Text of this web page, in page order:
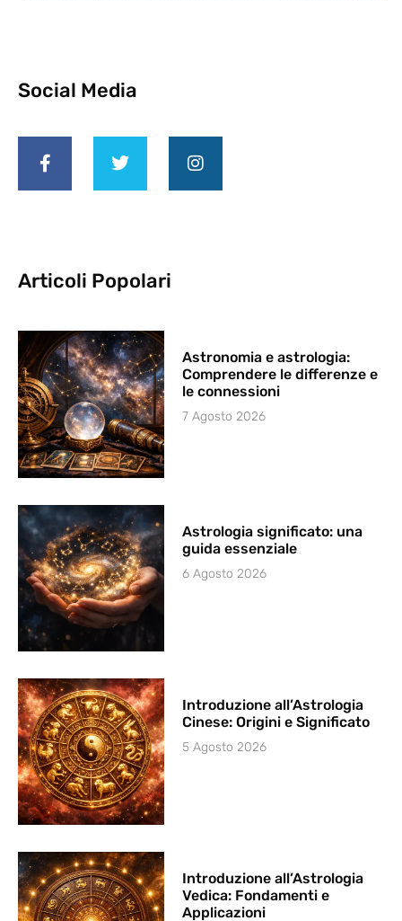
Social Media
Articoli Popolari
Astronomia e astrologia:
Comprendere le differenze e
le connessioni
7 Agosto 2026
Astrologia significato: una
guida essenziale
6 Agosto 2026
Introduzione all’Astrologia
Cinese: Origini e Significato
5 Agosto 2026
Introduzione all’Astrologia
Vedica: Fondamenti e
Applicazioni